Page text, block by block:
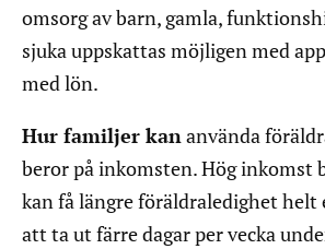
omsorg av barn, gamla,
sjuka uppskattas möjligen med
med lön.
Hur familjer kananvända
beror på inkomsten. Hög inkomst
kan få längre föräldraledighet helt
att ta ut färre dagar per vecka